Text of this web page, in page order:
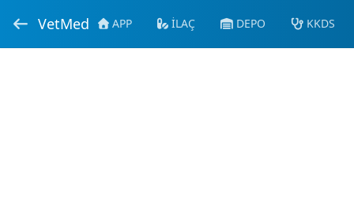
VetMed APP İLAÇ DEPO KKDS